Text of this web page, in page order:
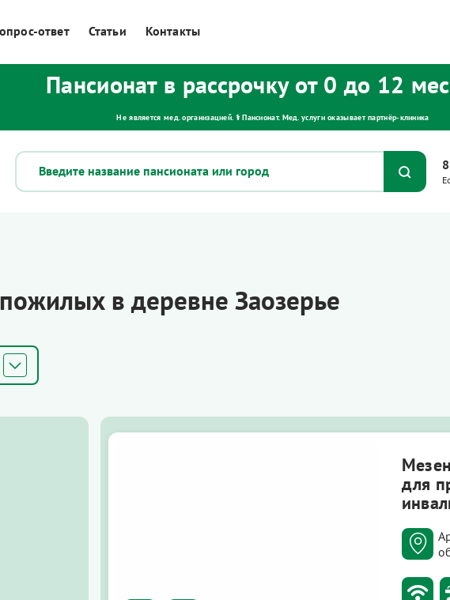
ответ Статьи Контакты
Пансионат в рассрочку от 0 до 12
Не является мед. организацией. ⚕ Пансионат. Мед. услуги оказывает партнёр‑клиника
в деревне Заозерье
для